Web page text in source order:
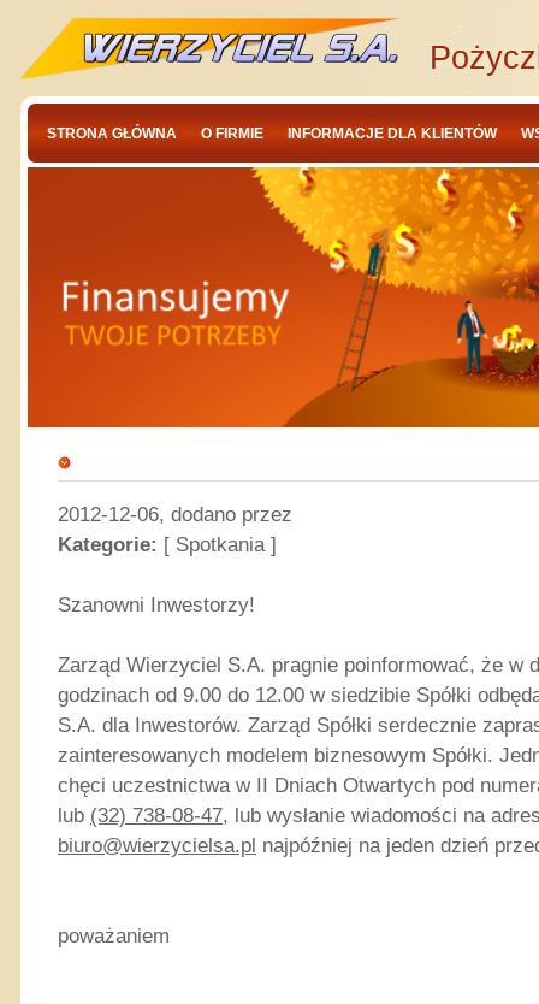
STRONA GŁÓWNA O FIRMIE INFORMACJE DLA KLIENTÓW
2012-12-06, dodano przez
Kategorie: [ Spotkania]
Szanowni Inwestorzy!
Zarząd Wierzyciel S.A. pragnie poinformować, że w
godzinach od 9.00 do 12.00 w siedzibie Spółki
S.A. dla Inwestorów. Zarząd Spółki serdecznie
zainteresowanych modelem biznesowym Spółki.
chęci uczestnictwa w II Dniach Otwartych pod
lub (32) 738-08-47, lub wysłanie wiadomości na
biuro@wierzycielsa.pl najpóźniej na jeden dzień
poważaniem